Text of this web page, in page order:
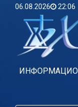
06.08.2026 22:06